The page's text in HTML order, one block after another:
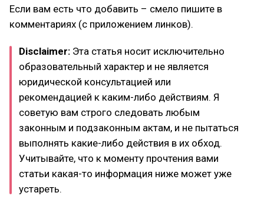
Если вам есть что добавить – смело пишите в
комментариях (с приложением линков).
Disclaimer: Эта статья носит исключительно
образовательный характер и не является
юридической консультацией или
рекомендацией к каким-либо действиям. Я
советую вам строго следовать любым
законным и подзаконным актам, и не пытаться
выполнять какие-либо действия в их обход.
Учитывайте, что к моменту прочтения вами
статьи какая-то информация ниже может уже
устареть.